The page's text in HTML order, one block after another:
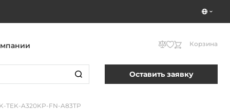
Корзина
Оставить заявку
TEK-A320KP-FN-A83TP